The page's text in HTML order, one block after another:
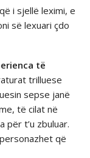
i sjellë leximi, e
së lexuari çdo
të
trilluese
sepse janë
të cilat në
t’u zbuluar.
që